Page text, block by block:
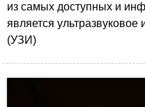
из самых доступных и
является ультразвуковое
(УЗИ)